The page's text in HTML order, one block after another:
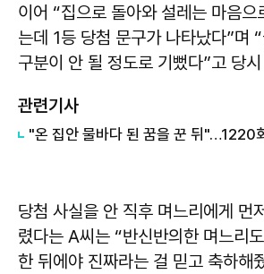
이어 “집으로 돌아와 설레는 마음으
는데 1등 당첨 문구가 나타났다”며
구분이 안 될 정도로 기뻤다”고 당
관련기사
당첨 사실을 안 직후 며느리에게 먼
렸다는 A씨는 “반신반의한 며느리
한 뒤에야 진짜라는 걸 믿고 축하해